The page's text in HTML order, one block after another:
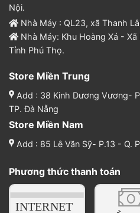
Nội.
Nhà Máy : QL23, xã Thanh
Nhà Máy: Khu Hoàng Xá -
Tỉnh Phú Thọ.
Store Miền Trung
Add : 38 Kinh Dương Vương-
TP. Đà Nẵng
Store Miền Nam
Add : 85 Lê Văn Sỹ- P.13 - Q.
Phương thức thanh toán